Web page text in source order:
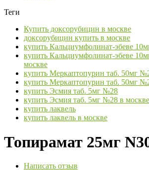
Теги
Купить доксорубицин в москве
доксорубицин купить в москве
купить Кальциумфолинат-эбеве
купить Кальциумфолинат-эбеве
москве
купить Меркаптопурин таб. 50мг
купить Меркаптопурин таб. 50мг
купить Эсмия таб. 5мг №28
купить Эсмия таб. 5мг №28 в москве
купить лаквель
купить лаквель в москве
Топирамат 25мг
Написать отзыв